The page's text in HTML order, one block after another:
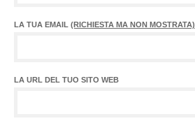
LA TUA EMAIL (RICHIESTA MA NON MOSTRATA)
LA URL DEL TUO SITO WEB